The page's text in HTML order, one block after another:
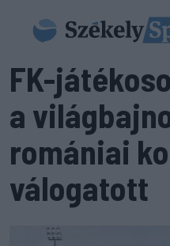
FK-
a
romániai
válogatott